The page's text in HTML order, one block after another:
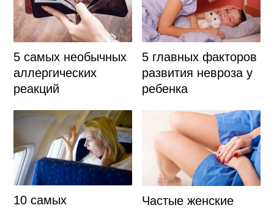
5 самых необычных
аллергических
реакций
5 главных факторов
развития невроза у
ребенка
10 самых
Частые женские